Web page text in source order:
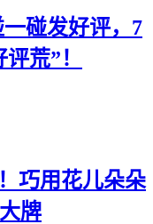
碰发好评，7
荒”！
巧用花儿朵朵
牌